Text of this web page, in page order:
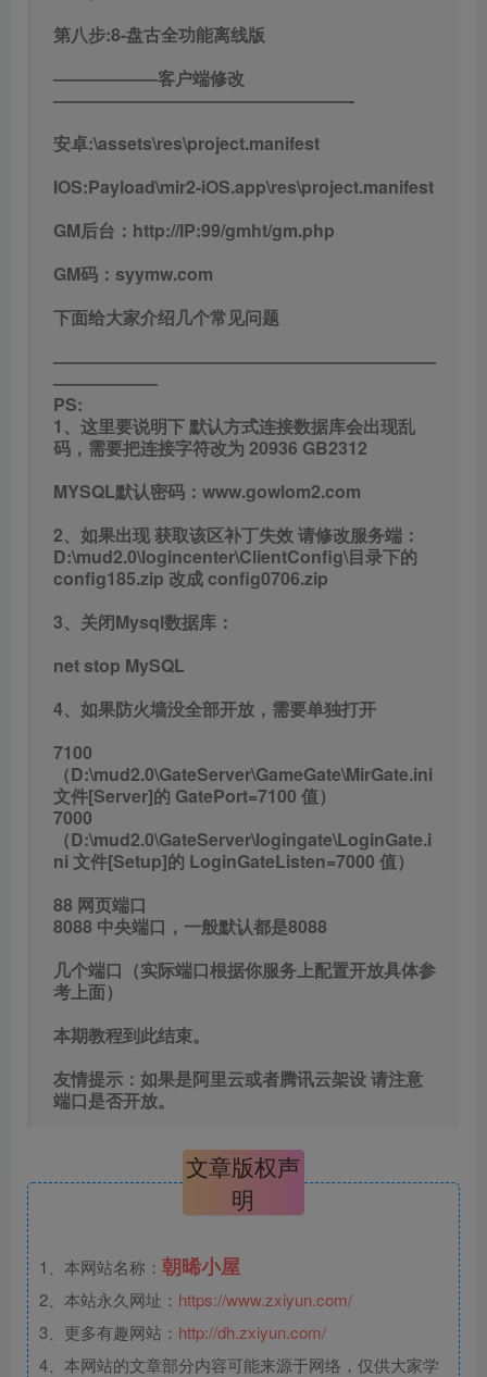
第八步:8-盘古全功能离线版
——————客户端修改
—————————————————-
安卓:\assets\res\project.manifest
IOS:Payload\mir2-iOS.app\res\project.manifest
GM后台：http://IP:99/gmht/gm.php
GM码：syymw.com
下面给大家介绍几个常见问题
——————————————————————
——————
PS:
1、这里要说明下 默认方式连接数据库会出现乱
码，需要把连接字符改为 20936 GB2312
MYSQL默认密码：www.gowlom2.com
2、如果出现 获取该区补丁失效 请修改服务端：
D:\mud2.0\logincenter\ClientConfig\目录下的
config185.zip 改成 config0706.zip
3、关闭Mysql数据库：
net stop MySQL
4、如果防火墙没全部开放，需要单独打开
7100
（D:\mud2.0\GateServer\GameGate\MirGate.ini
文件[Server]的 GatePort=7100 值）
7000
（D:\mud2.0\GateServer\logingate\LoginGate.i
ni 文件[Setup]的 LoginGateListen=7000 值）
88 网页端口
8088 中央端口，一般默认都是8088
几个端口（实际端口根据你服务上配置开放具体参
考上面）
本期教程到此结束。
友情提示：如果是阿里云或者腾讯云架设 请注意
端口是否开放。
文章版权声
明
1、本网站名称： 朝晞小屋
2、本站永久网址： https://www.zxiyun.com/
3、更多有趣网站： http://dh.zxiyun.com/
4、本网站的文章部分内容可能来源于网络，仅供大家学